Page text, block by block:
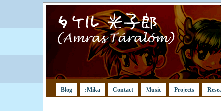
Blog :Mika Contact Music Projects